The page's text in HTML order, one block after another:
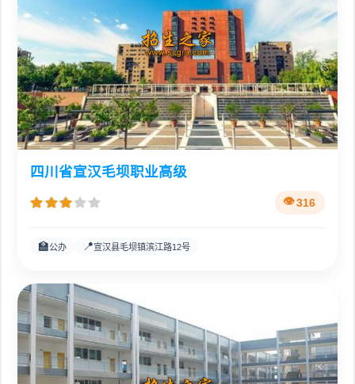
四川省宣汉毛坝职业高级
316
🏫公办 📍宣汉县毛坝镇滨江路12号